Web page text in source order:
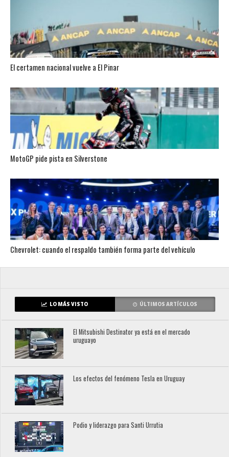
El certamen nacional vuelve a El Pinar
MotoGP pide pista en Silverstone
Chevrolet: cuando el respaldo también forma parte del vehículo
LO MÁS VISTO ÚLTIMOS ARTÍCULOS
El Mitsubishi Destinator ya está en el mercado
uruguayo
Los efectos del fenómeno Tesla en Uruguay
Podio y liderazgo para Santi Urrutia